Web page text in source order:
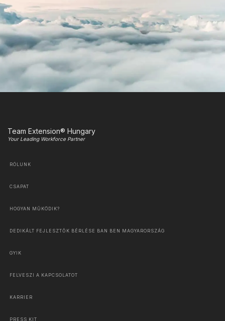
Team Extension® Hungary
Your Leading Workforce Partner
RÓLUNK
CSAPAT
HOGYAN MŰKÖDIK?
DEDIKÁLT FEJLESZTŐK BÉRLÉSE BAN BEN MAGYARORSZÁG
GYIK
FELVESZI A KAPCSOLATOT
KARRIER
PRESS KIT